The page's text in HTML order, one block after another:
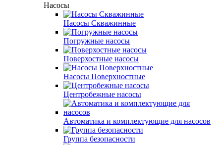
Насосы
Насосы Скважинные
Погружные насосы
Поверхостные насосы
Насосы Поверхностные
Центробежные насосы
Автоматика и комплектующие для насосов
Группа безопасности